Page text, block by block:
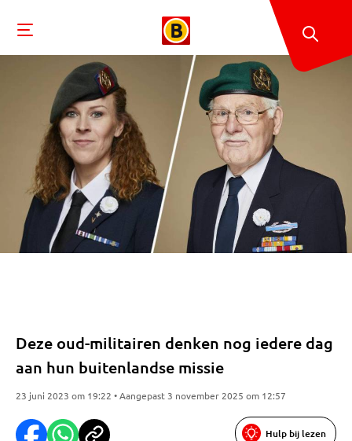
Deze oud-militairen denken nog iedere dag
aan hun buitenlandse missie
23 juni 2023 om 19:22 • Aangepast 3 november 2025 om 12:57
Hulp bij lezen